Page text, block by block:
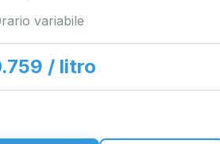
variabile
/ litro